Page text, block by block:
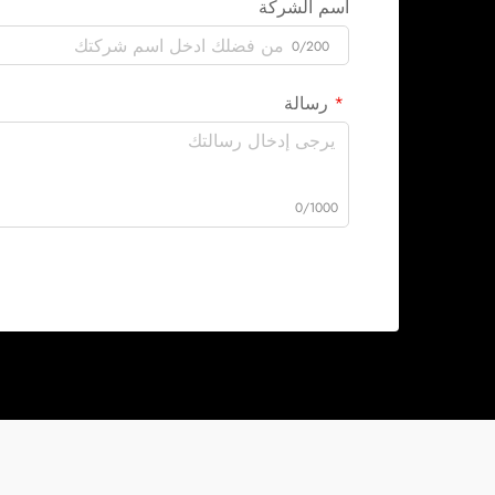
اسم الشركة
0/200
رسالة
0/1000